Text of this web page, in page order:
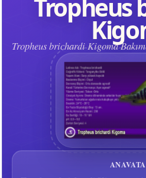
Tropheus
Tropheus brichardi Kigoma